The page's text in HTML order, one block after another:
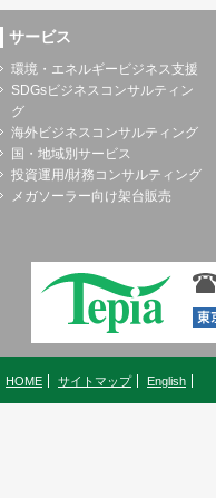
サービス
環境・エネルギービジネス支援
SDGsビジネスコンサルティン
グ
海外ビジネスコンサルティング
国・地域別サービス
投資運用/財務コンサルティング
メガソーラー向け架台販売
HOME サイトマップ English